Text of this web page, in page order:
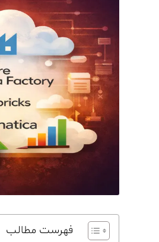
فهرست مطالب